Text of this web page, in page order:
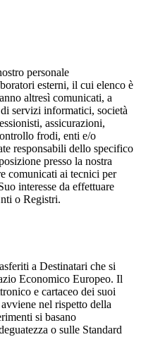
personale
esterni, il cui elenco è
altresì comunicati, a
servizi informatici, società
assicurazioni,
frodi, enti e/o
responsabili dello specifico
presso la nostra
comunicati ai tecnici per
interesse da effettuare
o Registri.
a Destinatari che si
Economico Europeo. Il
e cartaceo dei suoi
nel rispetto della
si basano
o sulle Standard